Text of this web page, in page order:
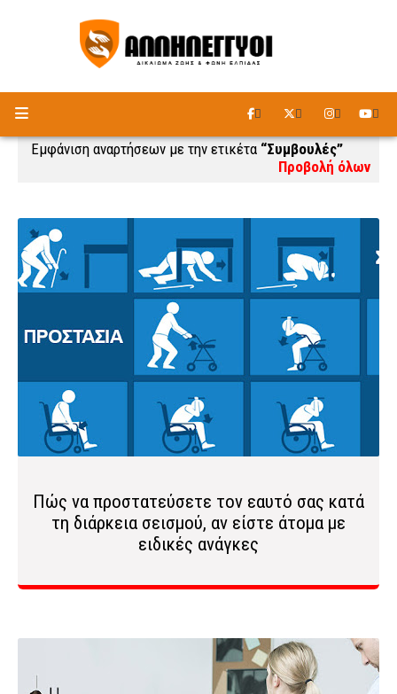
ΑΚΟΥΣΤΕ ΤΟ ΡΑΔΙΟΦΩΝΟ
Εμφάνιση αναρτήσεων με την ετικέτα Συμβουλές
Προβολή όλων
Πώς να προστατεύσετε τον εαυτό σας κατά
τη διάρκεια σεισμού, αν είστε άτομα με
ειδικές ανάγκες